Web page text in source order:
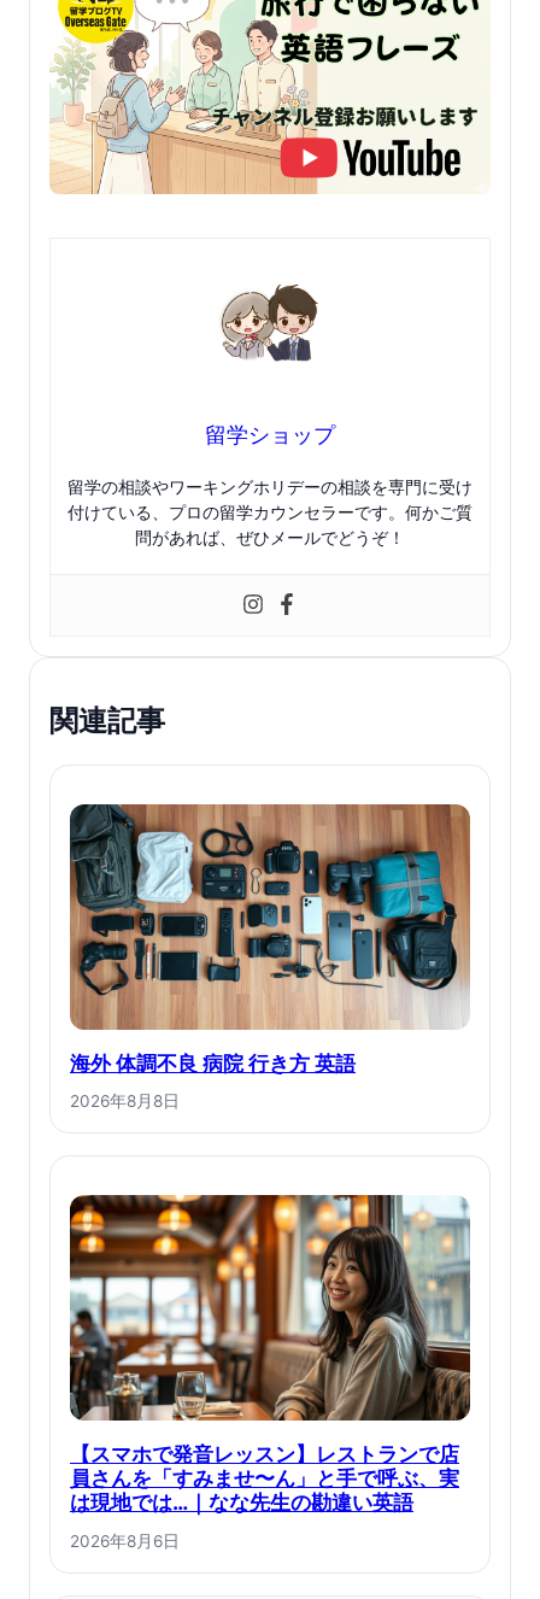
留学ショップ
留学の相談やワーキングホリデーの相談を専門に受け
付けている、プロの留学カウンセラーです。何かご質
問があれば、ぜひメールでどうぞ！
関連記事
海外 体調不良 病院 行き方 英語
2026年8月8日
【スマホで発音レッスン】レストランで店
員さんを「すみませ〜ん」と手で呼ぶ、実
は現地では…｜なな先生の勘違い英語
2026年8月6日